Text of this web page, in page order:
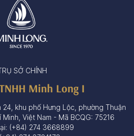
SỞ CHÍNH
Minh Long I
khu phố Hưng Lộc, phường Thuận
Việt Nam - Mã BCQG: 75216
(+84) 274 3668899